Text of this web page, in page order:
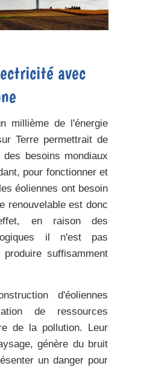
avec
millième de l'énergie
Terre permettrait de
des besoins mondiaux
pour fonctionner et
éoliennes ont besoin
renouvelable est donc
en raison des
il n'est pas
suffisamment
d'éoliennes
de ressources
de la pollution. Leur
génère du bruit
un danger pour